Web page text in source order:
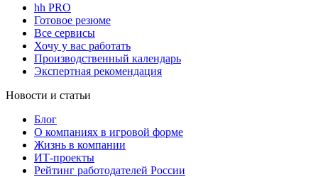
hh PRO
Готовое резюме
Все сервисы
Хочу у вас работать
Производственный календарь
Экспертная рекомендация
Новости и статьи
Блог
О компаниях в игровой форме
Жизнь в компании
ИТ-проекты
Рейтинг работодателей России